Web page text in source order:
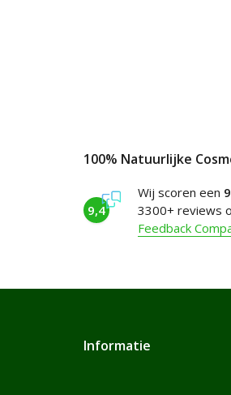
100% Natuurlijke
9,4
Wij scoren een
3300+ reviews
Feedback
Informatie